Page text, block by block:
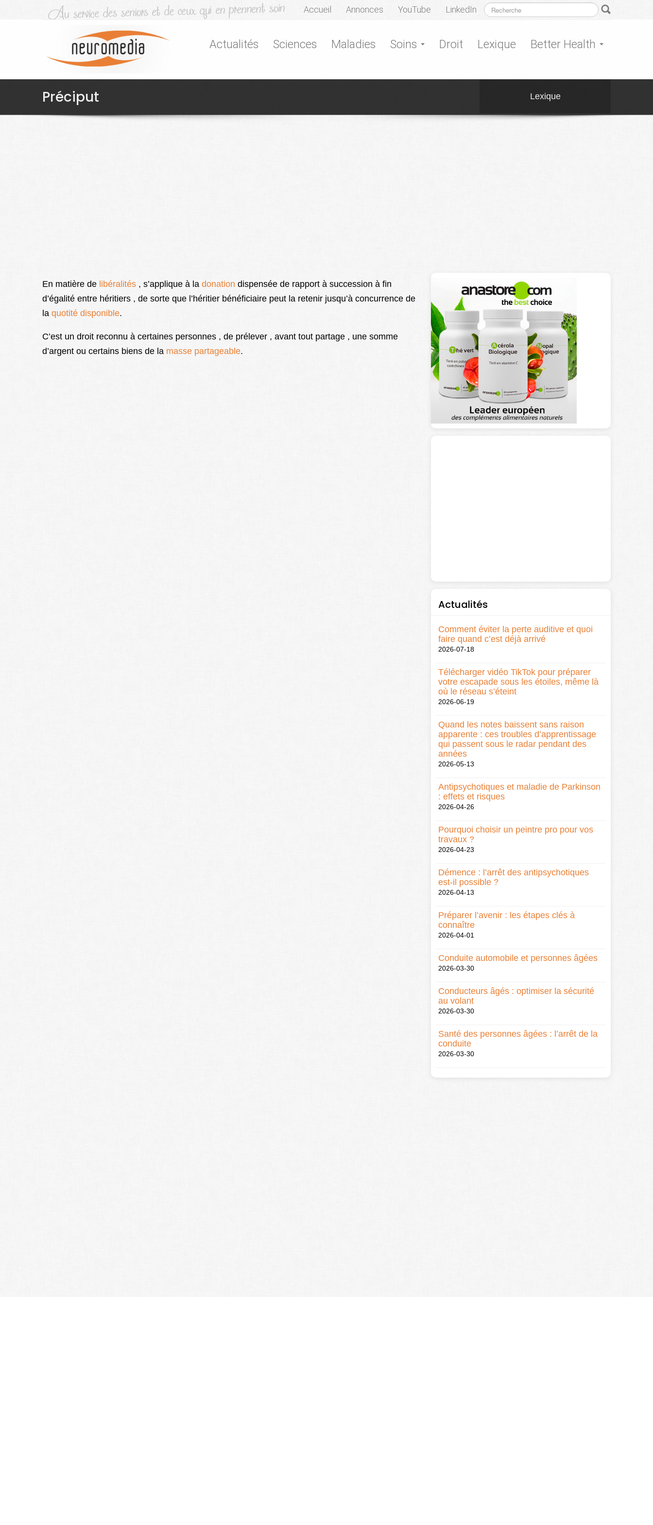
Accueil Annonces YouTube LinkedIn
Actualités Sciences Maladies Soins Droit Lexique Better Health
Préciput Lexique
En matière de libéralités , s’applique à la donation dispensée de rapport à succession à fin
d’égalité entre héritiers , de sorte que l’héritier bénéficiaire peut la retenir jusqu’à concurrence de
la quotité disponible.
C’est un droit reconnu à certaines personnes , de prélever , avant tout partage , une somme
d’argent ou certains biens de la masse partageable.
Actualités
Comment éviter la perte auditive et quoi
faire quand c’est déjà arrivé
2026-07-18
Télécharger vidéo TikTok pour préparer
votre escapade sous les étoiles, même là
où le réseau s’éteint
2026-06-19
Quand les notes baissent sans raison
apparente : ces troubles d’apprentissage
qui passent sous le radar pendant des
années
2026-05-13
Antipsychotiques et maladie de Parkinson
: effets et risques
2026-04-26
Pourquoi choisir un peintre pro pour vos
travaux ?
2026-04-23
Démence : l’arrêt des antipsychotiques
est-il possible ?
2026-04-13
Préparer l’avenir : les étapes clés à
connaître
2026-04-01
Conduite automobile et personnes âgées
2026-03-30
Conducteurs âgés : optimiser la sécurité
au volant
2026-03-30
Santé des personnes âgées : l’arrêt de la
conduite
2026-03-30